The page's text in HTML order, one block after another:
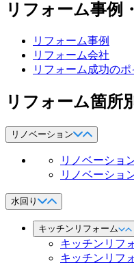
リフォーム事例
リフォーム事例
リフォーム会社
リフォーム成功のポ
リフォーム箇所
リノベーション
リノベーショ
リノベーショ
水回り
キッチンリフォーム
キッチンリフ
キッチンリフ